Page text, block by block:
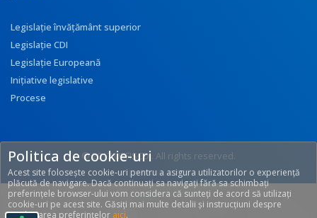
Legislație învățământ superior
Legislație CDI
Legislație Europeană
Inițiative legislative
Procese
© 2017 UEFISCDI. All rights reserved.
[T: 0.2608, O: 92]
Politica de cookie-uri
Acest site folosește cookie-uri pentru a asigura utilizatorilor o experiență
plăcută de navigare. Dacă continuați sa navigați fără sa schimbați
preferințele browser-ului vom considera că sunteți de acord să utilizați
cookie-uri pe acest site. Găsiți mai multe detalii și instrucțiuni despre
modificarea preferințelor aici.